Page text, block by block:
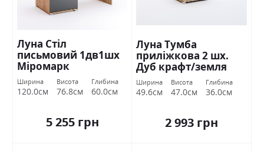
Луна Стіл
письмовий 1дв1шх
Міромарк
Ширина
120.0см
Висота
76.8см
Глибина
60.0см
5 255 грн
Луна Тумба
приліжкова 2 шх.
Дуб крафт/земля
Міромарк
Ширина
49.6см
Висота
47.0см
Глибина
36.0см
2 993 грн